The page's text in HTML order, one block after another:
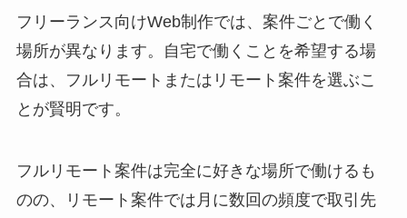
フリーランス向けWeb制作では、案件ごとで働く
場所が異なります。自宅で働くことを希望する場
合は、フルリモートまたはリモート案件を選ぶこ
とが賢明です。
フルリモート案件は完全に好きな場所で働けるも
のの、リモート案件では月に数回の頻度で取引先